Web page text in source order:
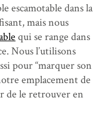
escamotable dans la
mais nous
qui se range dans
Nous l’utilisons
pour “marquer son
emplacement de
de le retrouver en